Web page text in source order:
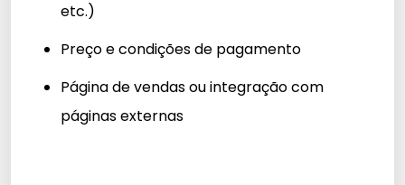
etc.)
Preço e condições de pagamento
Página de vendas ou integração com
páginas externas